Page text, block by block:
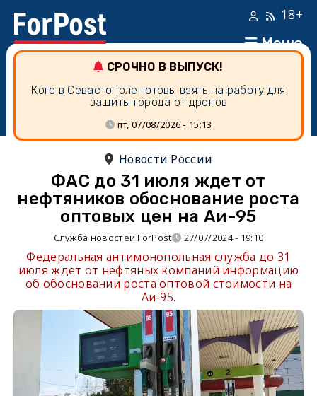
Меню
18+
СРОЧНО В ВЫПУСК!
Кого в Севастополе готовы взять на работу для
защиты города от дронов
пт, 07/08/2026 - 15:13
Новости России
ФАС до 31 июля ждет от
нефтяников обоснование роста
оптовых цен на Аи-95
Служба новостей ForPost 27/07/2024 - 19:10
Федеральная антимонопольная служба до 31
июля ждет от нефтяных компаний информацию
об обосновании роста оптовой стоимости на
Аи-95.